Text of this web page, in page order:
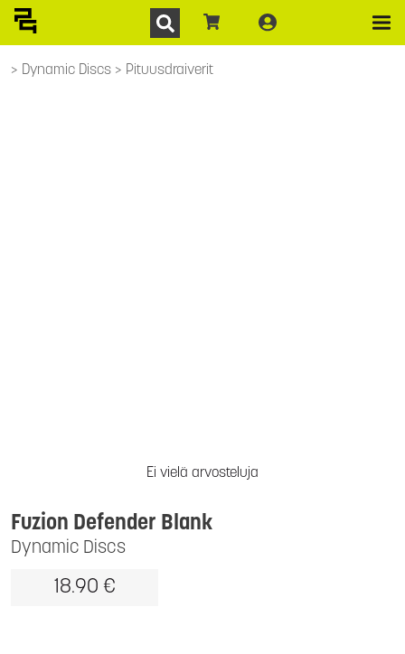
Dynamic Discs Pituusdraiverit
Ei vielä arvosteluja
Dynamic Discs
Fuzion Defender Blank
18.90 €